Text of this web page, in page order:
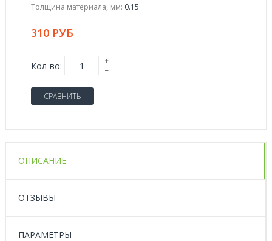
Толщина материала, мм: 0.15
310 РУБ
Кол-во:
СРАВНИТЬ
ОПИСАНИЕ
ОТЗЫВЫ
ПАРАМЕТРЫ